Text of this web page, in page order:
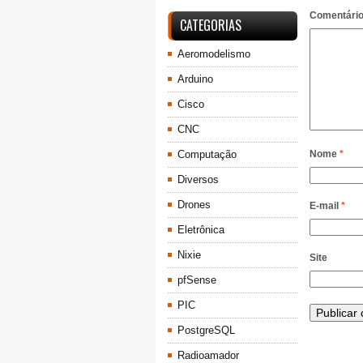
Nome *
E-mail *
Site
CATEGORIAS
Aeromodelismo
Arduino
Cisco
CNC
Computação
Diversos
Drones
Eletrônica
Nixie
pfSense
PIC
PostgreSQL
Radioamador